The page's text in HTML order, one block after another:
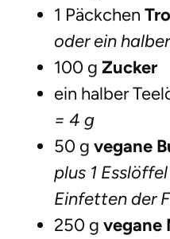
1 Päckchen
oder ein
100 g Zucker
ein halber
= 4 g
50 g vegane
plus 1
Einfetten der
250 g vegane